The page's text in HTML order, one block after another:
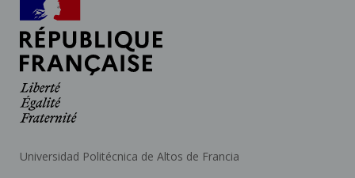
Universidad Politécnica de Altos de Francia